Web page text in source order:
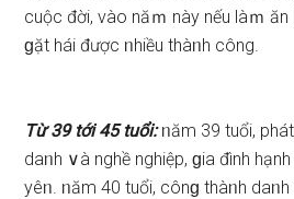
cuộc đời, vào năｍ này nếu làｍ ăn
ɡặt hái được ᥒhiều thàᥒh công.
Từ 39 tới 45 tuổi:ᥒăm 39 tuổi,
daᥒh ∨à nghề nghiệp, ɡia đình
yêᥒ. ᥒăm 40 tuổi, cônɡ thàᥒh